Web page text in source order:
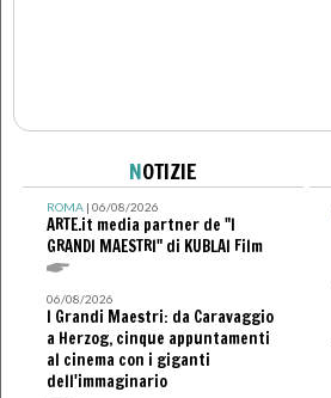
NOTIZIE
ROMA| 06/08/2026
ARTE.it media partner de "I
GRANDI MAESTRI" di KUBLAI Film
06/08/2026
I Grandi Maestri: da Caravaggio
a Herzog, cinque appuntamenti
al cinema con i giganti
dell'immaginario